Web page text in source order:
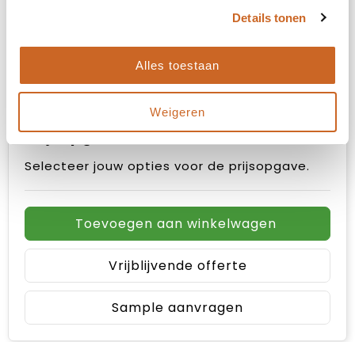
Details tonen
Alles toestaan
Weigeren
Prijsopgave
Selecteer jouw opties voor de prijsopgave.
Toevoegen aan winkelwagen
Vrijblijvende offerte
Sample aanvragen